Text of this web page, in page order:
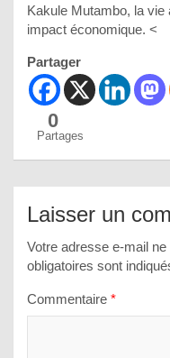
Kakule Mutambo, la
impact économique. <
Partager
0
Partages
Laisser un
Votre adresse e-mail
obligatoires sont
Commentaire *